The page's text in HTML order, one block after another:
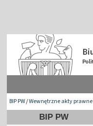
BIP PW/Wewnętrzne akty prawne
BIP PW